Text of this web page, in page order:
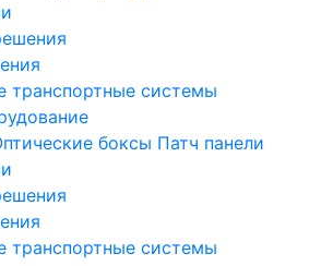
транспортные системы
боксы Патч панели
транспортные системы